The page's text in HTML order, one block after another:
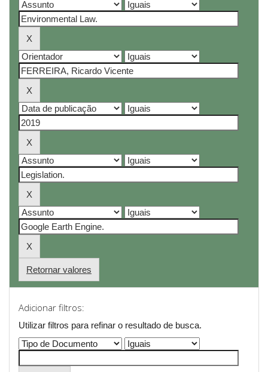
Retornar valores
Adicionar filtros:
Utilizar filtros para refinar o resultado de busca.